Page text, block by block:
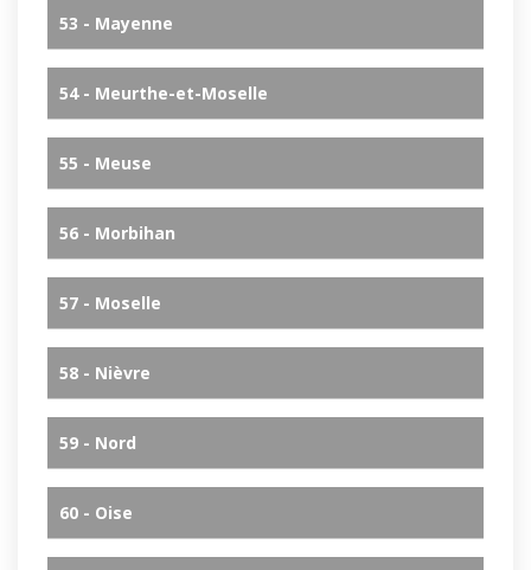
53 - Mayenne
54 - Meurthe-et-Moselle
55 - Meuse
56 - Morbihan
57 - Moselle
58 - Nièvre
59 - Nord
60 - Oise